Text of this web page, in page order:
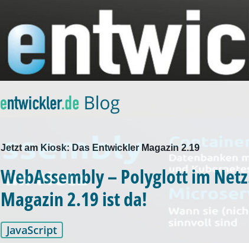
Jetzt am Kiosk: Das Entwickler Magazin 2.19
WebAssembly – Polyglott im
Magazin 2.19 ist da!
JavaScript